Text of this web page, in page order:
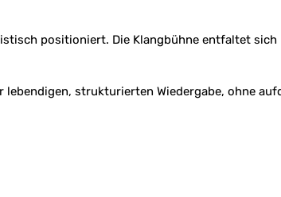
positioniert. Die Klangbühne entfaltet
strukturierten Wiedergabe, ohne